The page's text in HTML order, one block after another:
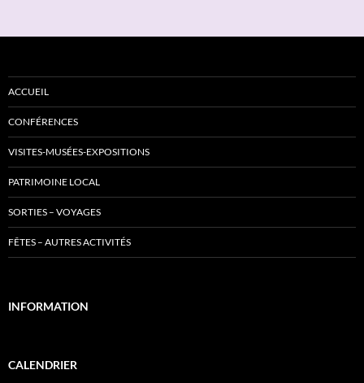
ACCUEIL
CONFÉRENCES
VISITES-MUSÉES-EXPOSITIONS
PATRIMOINE LOCAL
SORTIES – VOYAGES
FÊTES – AUTRES ACTIVITÉS
INFORMATION
CALENDRIER